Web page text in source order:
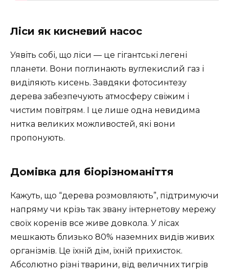
Ліси як кисневий насос
Уявіть собі, що ліси — це гігантські легені
планети. Вони поглинають вуглекислий газ і
виділяють кисень. Завдяки фотосинтезу
дерева забезпечують атмосферу свіжим і
чистим повітрям. І це лише одна невидима
нитка великих можливостей, які вони
пропонують.
Домівка для біорізноманіття
Кажуть, що “дерева розмовляють”, підтримуючи
напряму чи крізь так звану інтернетову мережу
своїх коренів все живе довкола. У лісах
мешкають близько 80% наземних видів живих
організмів. Це їхній дім, їхній прихисток.
Абсолютно різні тварини, від величних тигрів